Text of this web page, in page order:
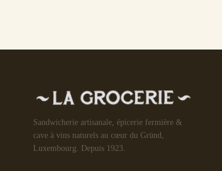
Sandwicherie artisanale, épicerie fermière &
cave à vins naturels au cœur du Gründ,
Luxembourg. Depuis 1923.